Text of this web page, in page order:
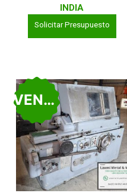
INDIA
Solicitar Presupuesto
VENDIDO